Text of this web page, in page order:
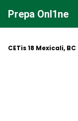
contenido
Prepa Onl1ne
CETis 18 Mexicali, BC